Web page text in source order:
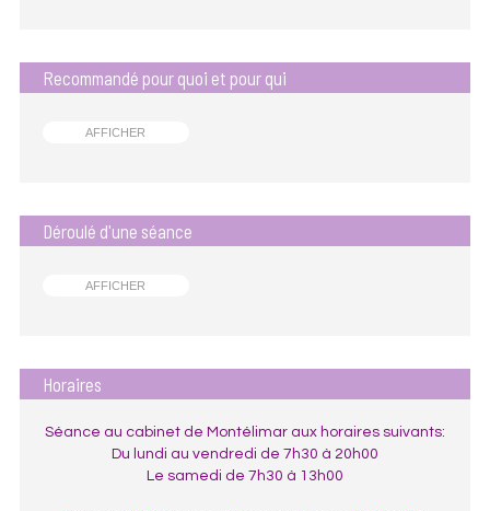
Recommandé pour quoi et pour qui
AFFICHER
Déroulé d'une séance
AFFICHER
Horaires
Séance au cabinet de Montélimar aux horaires suivants:
Du lundi au vendredi de 7h30 à 20h00
Le samedi de 7h30 à 13h00